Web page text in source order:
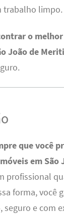
trabalho limpo.
o
João de
que você
em São
profissional
forma, você
seguro e com